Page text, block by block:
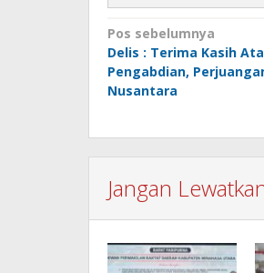
Navigasi
pos
Pos sebelumnya
Delis : Terima Kasih
Pengabdian,
Nusantara
Jangan